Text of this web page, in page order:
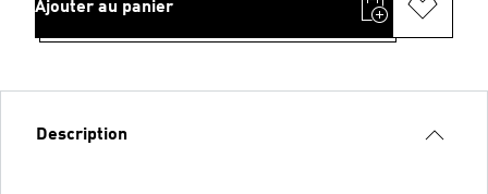
Ajouter au panier
Description